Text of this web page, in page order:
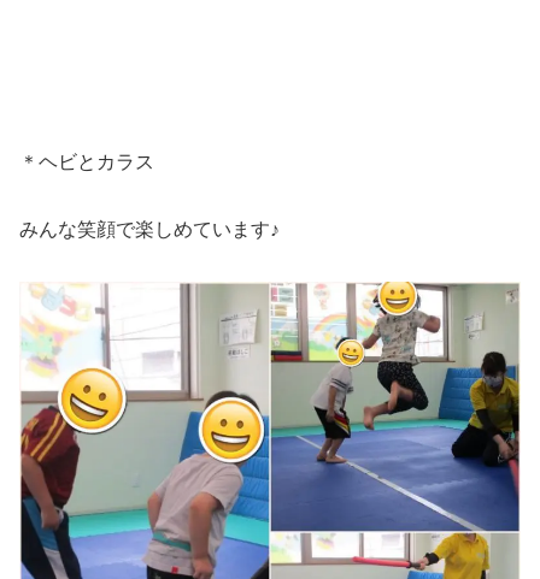
＊ヘビとカラス
みんな笑顔で楽しめています♪